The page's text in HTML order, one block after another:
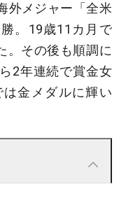
外メジャー「全米
。19歳11カ月で
。その後も順調に
2年連続で賞金女
金メダルに輝い